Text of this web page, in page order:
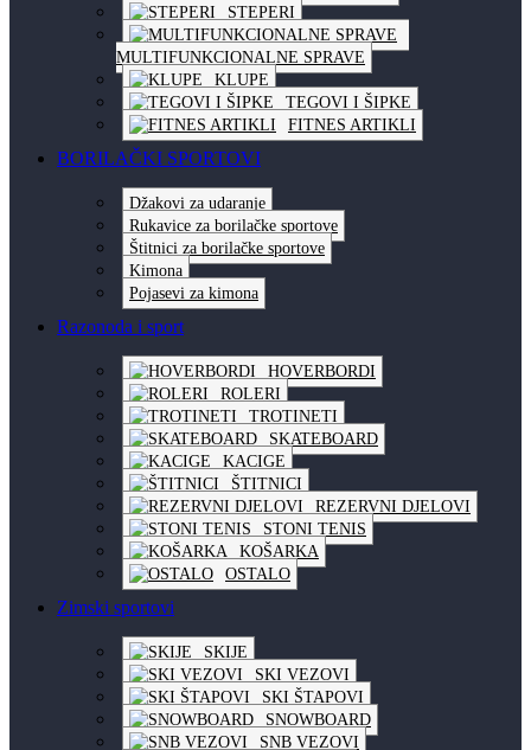
STEPERI
MULTIFUNKCIONALNE SPRAVE
KLUPE
TEGOVI I ŠIPKE
FITNES ARTIKLI
BORILAČKI SPORTOVI
Džakovi za udaranje
Rukavice za borilačke sportove
Štitnici za borilačke sportove
Kimona
Pojasevi za kimona
Razonoda i sport
HOVERBORDI
ROLERI
TROTINETI
SKATEBOARD
KACIGE
ŠTITNICI
REZERVNI DJELOVI
STONI TENIS
KOŠARKA
OSTALO
Zimski sportovi
SKIJE
SKI VEZOVI
SKI ŠTAPOVI
SNOWBOARD
SNB VEZOVI